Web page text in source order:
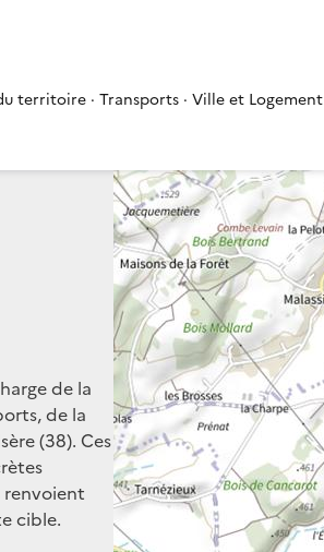
territoire · Transports · Ville et Logement
de la
de la
(38). Ces
renvoient
cible.